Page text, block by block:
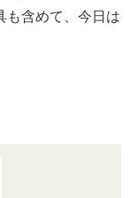
も含めて、今日は